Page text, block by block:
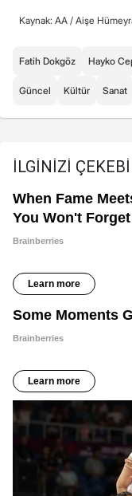
Kaynak: AA / Aişe
Fatih Dokgöz Hayko
Güncel Kültür Sanat